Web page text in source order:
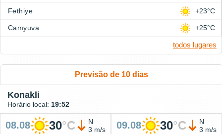
Fethiye +23°C
Camyuva +25°C
todos lugares
Previsão de 10 dias
Konakli
Horário local: 19:52
08.08 30°C
N
3 m/s
09.08 30°C
N
3 m/s